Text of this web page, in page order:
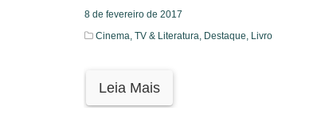
8 de fevereiro de 2017
Cinema, TV & Literatura, Destaque, Livro
Leia Mais